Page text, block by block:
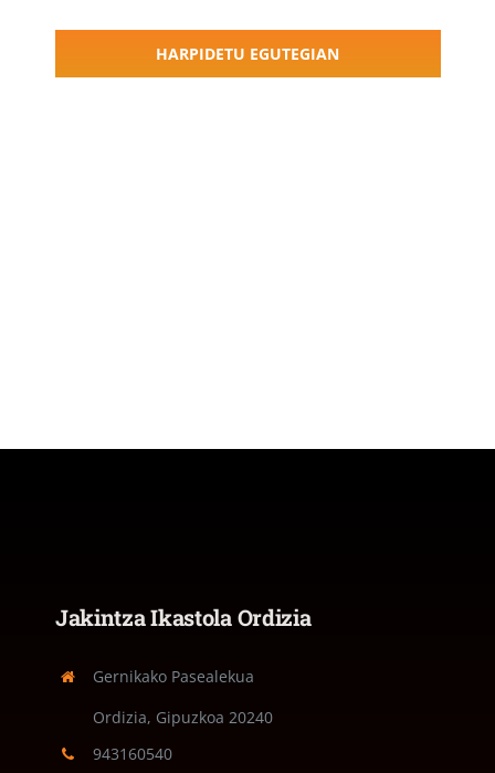
HARPIDETU EGUTEGIAN
Jakintza Ikastola Ordizia
Gernikako Pasealekua
Ordizia, Gipuzkoa 20240
943160540